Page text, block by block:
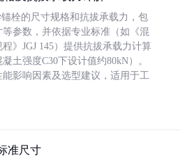
栓的尺寸规格和抗拔承载力，包
参数，并依据专业标准（如《混
》JGJ 145）提供抗拔承载力计算
土强度C30下设计值约80kN）。
影响因素及选型建议，适用于工
准尺寸